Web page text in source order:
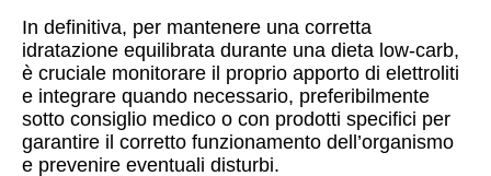
In definitiva, per mantenere una corretta
idratazione equilibrata durante una dieta low-carb,
è cruciale monitorare il proprio apporto di elettroliti
e integrare quando necessario, preferibilmente
sotto consiglio medico o con prodotti specifici per
garantire il corretto funzionamento dell’organismo
e prevenire eventuali disturbi.